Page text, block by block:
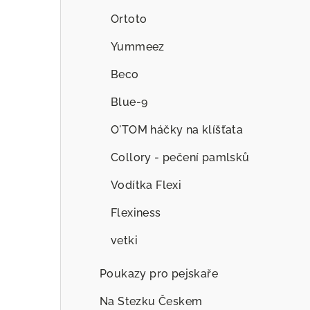
Ortoto
Yummeez
Beco
Blue-9
O'TOM háčky na klíšťata
Collory - pečení pamlsků
Vodítka Flexi
Flexiness
vetki
Poukazy pro pejskaře
Na Stezku Českem